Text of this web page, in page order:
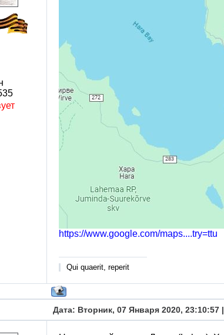
https://www.google.com/maps....try=ttu
Qui quaerit, reperit
Дата: Вторник, 07 Января 2020,